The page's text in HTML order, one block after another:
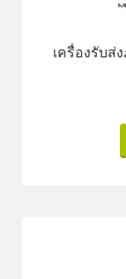
เครื่องรับส่